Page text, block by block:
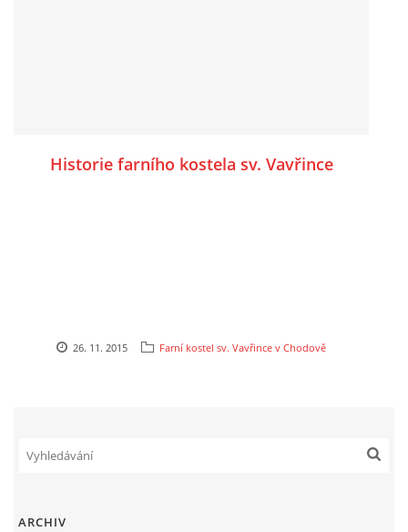
Historie farního kostela sv. Vavřince
26. 11. 2015 Farní kostel sv. Vavřince v Chodově
ARCHIV